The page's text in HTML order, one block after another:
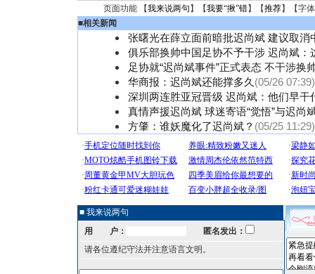
页面功能 【我来说两句 】【我要“揪”错】【推荐】【字
■相关新闻
张曙光在薛立面前暗批迟尚斌 建议取消
俱乐部换帅中国足协不予干涉 迟尚斌：
足协就“迟尚斌事件”正式表态 不干涉换
华商报：迟尚斌还能撑多久 (05/26 07:39)
深圳两连胜亚冠晋级 迟尚斌：他们早干
真情声援迟尚斌 球迷寄语“觉悟”与迟尚
方肇：谁妖魔化了迟尚斌？ (05/25 11:29)
■ 我来说两句
用 户：
匿名发出：
请各位遵纪守法并注意语言文明。